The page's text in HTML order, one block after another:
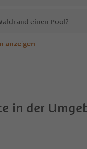
einen Pool?
der Unterkunft Chalet
bietet Chalet am
anzeigen
in der